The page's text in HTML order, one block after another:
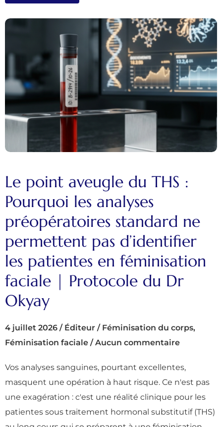
Le point aveugle du THS :
Pourquoi les analyses
préopératoires standard ne
permettent pas d’identifier
les patientes en féminisation
faciale | Protocole du Dr
Okyay
4 juillet 2026 / Éditeur / Féminisation du corps,
Féminisation faciale / Aucun commentaire
Vos analyses sanguines, pourtant excellentes,
masquent une opération à haut risque. Ce n'est pas
une exagération : c'est une réalité clinique pour les
patientes sous traitement hormonal substitutif (THS)